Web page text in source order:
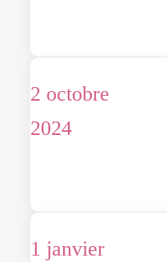
2 octobre
2024
1 janvier